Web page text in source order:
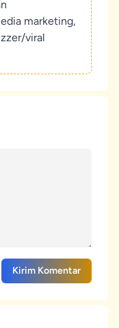
marketing,
viral
Kirim Komentar